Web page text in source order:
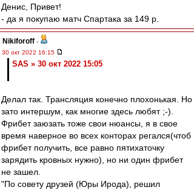
Денис, Привет!
- да я покупаю матч Спартака за 149 р.
Nikiforoff -
30 окт 2022 16:15
SAS » 30 окт 2022 15:05
Делал так. Трансляция конечно плохонькая. Но
зато интершум, как многие здесь любят ;-).
Фрибет заюзать тоже свои нюансы, я в свое
время наверное во всех конторах регался(чтоб
фрибет получить, все равно пятихаточку
зарядить кровных нужно), но ни один фрибет
не зашел.
"По совету друзей (Юры Ирода), решил